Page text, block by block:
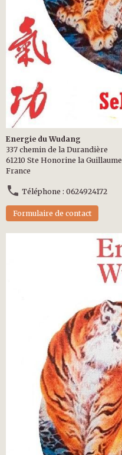
Energie du Wudang
337 chemin de la Durandière
61210 Ste Honorine la Guillaume
France
Téléphone : 0624924172
Formulaire de contact